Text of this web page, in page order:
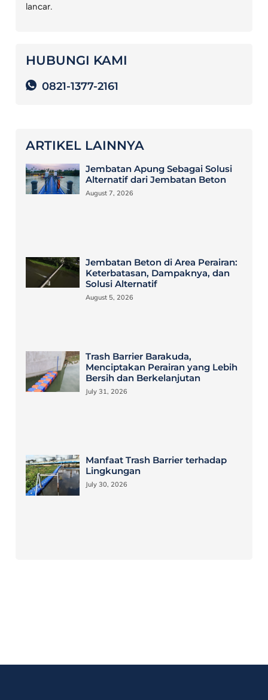
lancar.
HUBUNGI KAMI
0821-1377-2161
ARTIKEL LAINNYA
Jembatan Apung Sebagai Solusi
Alternatif dari Jembatan Beton
August 7, 2026
Jembatan Beton di Area Perairan:
Keterbatasan, Dampaknya, dan
Solusi Alternatif
August 5, 2026
Trash Barrier Barakuda,
Menciptakan Perairan yang Lebih
Bersih dan Berkelanjutan
July 31, 2026
Manfaat Trash Barrier terhadap
Lingkungan
July 30, 2026